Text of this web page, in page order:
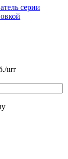
серии
/шт